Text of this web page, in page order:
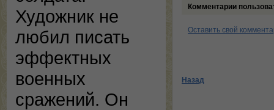
Художник не
любил писать
эффектных
военных
сражений. Он
Комментарии
Оставить свой
Назад